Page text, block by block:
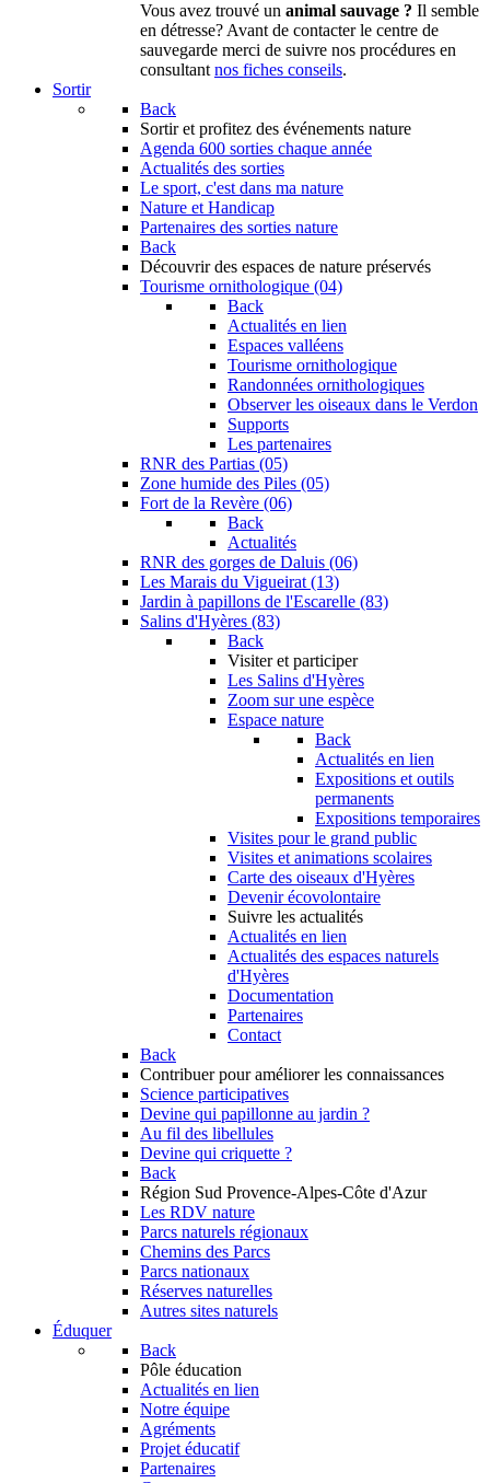
Vous avez trouvé un animal sauvage ? Il semble
en détresse? Avant de contacter le centre de
sauvegarde merci de suivre nos procédures en
consultant nos fiches conseils.
Sortir
Back
Sortir et profitez des événements nature
Agenda 600 sorties chaque année
Actualités des sorties
Le sport, c'est dans ma nature
Nature et Handicap
Partenaires des sorties nature
Back
Découvrir des espaces de nature préservés
Tourisme ornithologique (04)
Back
Actualités en lien
Espaces valléens
Tourisme ornithologique
Randonnées ornithologiques
Observer les oiseaux dans le Verdon
Supports
Les partenaires
RNR des Partias (05)
Zone humide des Piles (05)
Fort de la Revère (06)
Back
Actualités
RNR des gorges de Daluis (06)
Les Marais du Vigueirat (13)
Jardin à papillons de l'Escarelle (83)
Salins d'Hyères (83)
Back
Visiter et participer
Les Salins d'Hyères
Zoom sur une espèce
Espace nature
Back
Actualités en lien
Expositions et outils
permanents
Expositions temporaires
Visites pour le grand public
Visites et animations scolaires
Carte des oiseaux d'Hyères
Devenir écovolontaire
Suivre les actualités
Actualités en lien
Actualités des espaces naturels
d'Hyères
Documentation
Partenaires
Contact
Back
Contribuer pour améliorer les connaissances
Science participatives
Devine qui papillonne au jardin ?
Au fil des libellules
Devine qui criquette ?
Back
Région Sud Provence-Alpes-Côte d'Azur
Les RDV nature
Parcs naturels régionaux
Chemins des Parcs
Parcs nationaux
Réserves naturelles
Autres sites naturels
Éduquer
Back
Pôle éducation
Actualités en lien
Notre équipe
Agréments
Projet éducatif
Partenaires